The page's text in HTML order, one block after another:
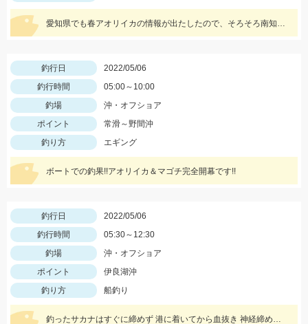
愛知県でも春アオリイカの情報が出たしたので、そろそろ南知多も⁉️と思いアオリイカを狙いに行ってきました！
釣行日
2022/05/06
釣行時間
05:00～10:00
釣場
沖・オフショア
ポイント
常滑～野間沖
釣り方
エギング
ボートでの釣果!!アオリイカ＆マゴチ完全開幕です!!
釣行日
2022/05/06
釣行時間
05:30～12:30
釣場
沖・オフショア
ポイント
伊良湖沖
釣り方
船釣り
釣ったサカナはすぐに締めず 港に着いてから血抜き 神経締めをしますので 旨さ 食感が違い過ぎますッ(^-^)